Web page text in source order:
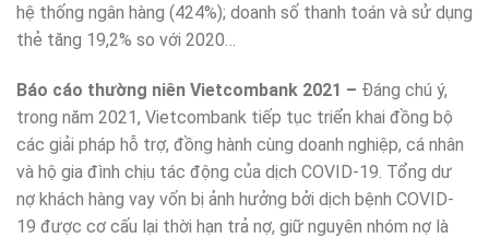
hệ thống ngân hàng (424%); doanh số thanh toán và sử dụng
thẻ tăng 19,2% so với 2020…
Báo cáo thường niên Vietcombank 2021 – Đáng chú ý,
trong năm 2021, Vietcombank tiếp tục triển khai đồng bộ
các giải pháp hỗ trợ, đồng hành cùng doanh nghiệp, cá nhân
và hộ gia đình chịu tác động của dịch COVID-19. Tổng dư
nợ khách hàng vay vốn bị ảnh hưởng bởi dịch bệnh COVID-
19 được cơ cấu lại thời hạn trả nợ, giữ nguyên nhóm nợ là